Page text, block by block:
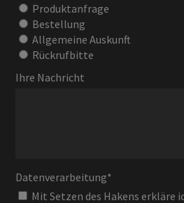
Produktanfrage
Bestellung
Allgemeine Auskunft
Rückrufbitte
Ihre Nachricht
Datenverarbeitung*